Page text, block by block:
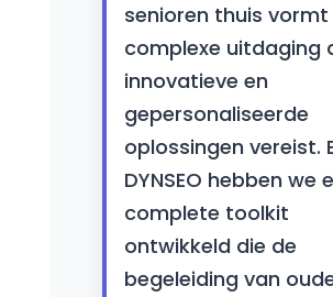
senioren thuis vormt
complexe uitdaging
innovatieve en
gepersonaliseerde
oplossingen vereist.
DYNSEO hebben we
complete toolkit
ontwikkeld die de
begeleiding van